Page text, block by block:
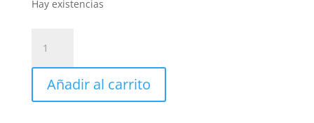
Hay existencias
Targus
Business
Casual
Slim
Añadir al carrito